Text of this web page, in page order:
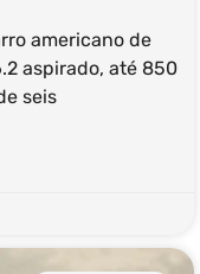
americano de
aspirado, até 850
seis